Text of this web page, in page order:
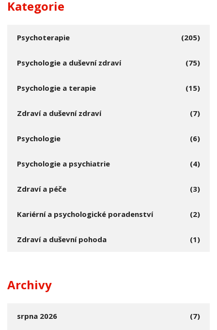
Kategorie
Psychoterapie (205)
Psychologie a duševní zdraví (75)
Psychologie a terapie (15)
Zdraví a duševní zdraví (7)
Psychologie (6)
Psychologie a psychiatrie (4)
Zdraví a péče (3)
Kariérní a psychologické poradenství (2)
Zdraví a duševní pohoda (1)
Archivy
srpna 2026 (7)